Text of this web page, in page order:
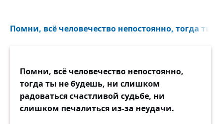
Помни, всё человечество непостоянно, тогда ты
Помни, всё человечество непостоянно,
тогда ты не будешь, ни слишком
радоваться счастливой судьбе, ни
слишком печалиться из-за неудачи.